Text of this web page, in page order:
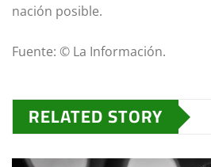
nación posible.
Fuente: © La Información.
RELATED STORY